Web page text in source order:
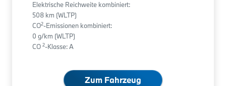
Elektrische Reichweite kombiniert:
508 km (WLTP)
CO2-Emissionen kombiniert:
0 g/km (WLTP)
CO 2-Klasse: A
Zum Fahrzeug